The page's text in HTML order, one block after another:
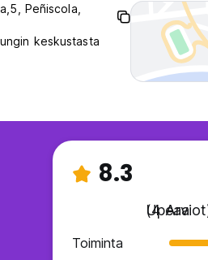
Peñiscola,
keskustasta
8.3
Upeaa
(4
Toiminta